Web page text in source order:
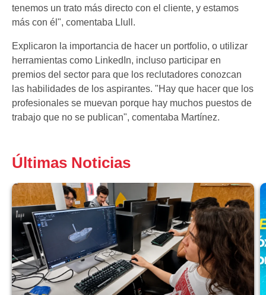
tenemos un trato más directo con el cliente, y estamos
más con él", comentaba Llull.
Explicaron la importancia de hacer un portfolio, o utilizar
herramientas como LinkedIn, incluso participar en
premios del sector para que los reclutadores conozcan
las habilidades de los aspirantes. "Hay que hacer que los
profesionales se muevan porque hay muchos puestos de
trabajo que no se publican", comentaba Martínez.
Últimas Noticias